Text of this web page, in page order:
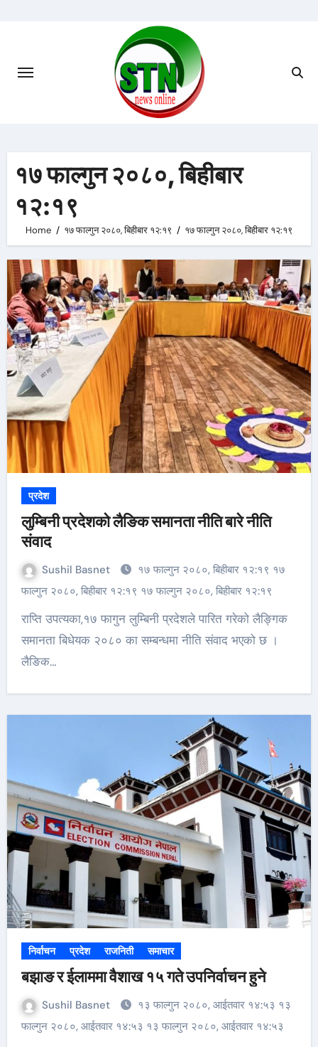
१७ फाल्गुन २०८०, बिहीबार
१२:१९
Home १७ फाल्गुन २०८०, बिहीबार १२:१९ १७ फाल्गुन २०८०, बिहीबार १२:१९
प्रदेश
लुम्बिनी प्रदेशको लैङिक समानता नीति बारे नीति
संवाद
Sushil Basnet
१७ फाल्गुन २०८०, बिहीबार १२:१९ १७
फाल्गुन २०८०, बिहीबार १२:१९ १७ फाल्गुन २०८०, बिहीबार १२:१९
राप्ति उपत्यका,१७ फागुन लुम्बिनी प्रदेशले पारित गरेको लैङ्गिक
समानता बिधेयक २०८० का सम्बन्धमा नीति संवाद भएको छ ।
लैङिक…
निर्वाचन प्रदेश राजनिती समाचार
बझाङ र ईलाममा वैशाख १५ गते उपनिर्वाचन हुने
Sushil Basnet
१३ फाल्गुन २०८०, आईतवार १४:५३ १३
फाल्गुन २०८०, आईतवार १४:५३ १३ फाल्गुन २०८०, आईतवार १४:५३